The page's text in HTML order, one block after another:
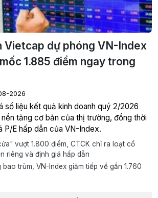
Vietcap dự phóng VN-Index
1.885 điểm ngay trong
2026
số liệu kết quả kinh doanh quý 2/2026
tảng cơ bản của thị trường, đồng thời
P/E hấp dẫn của VN-Index.
vượt 1.800 điểm, CTCK chỉ ra loạt cổ
riêng và định giá hấp dẫn
bao trùm, VN-Index giảm tiếp về gần 1.760